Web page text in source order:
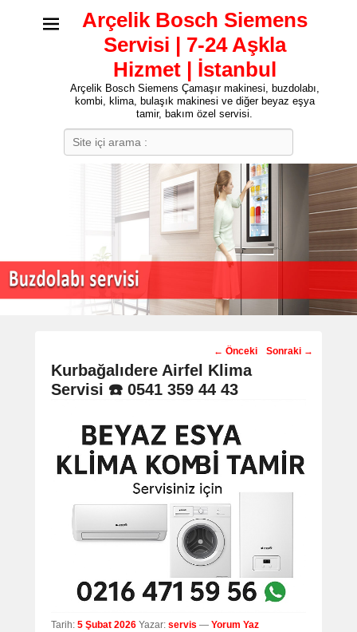
Arçelik Bosch Siemens
Servisi | 7-24 Aşkla
Hizmet | İstanbul
Arçelik Bosch Siemens Çamaşır makinesi, buzdolabı,
kombi, klima, bulaşık makinesi ve diğer beyaz eşya
tamir, bakım özel servisi.
Post
navigation
← Önceki Sonraki →
Kurbağalıdere Airfel Klima
Servisi ☎️ 0541 359 44 43
Tarih: 5 Şubat 2026 Yazar: servis — Yorum Yaz